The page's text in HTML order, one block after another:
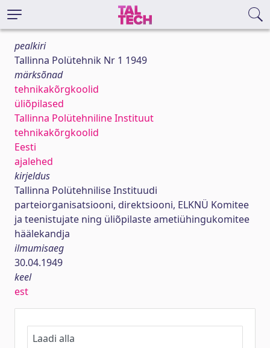
pealkiri
Tallinna Polütehnik Nr 1 1949
märksõnad
tehnikakõrgkoolid
üliõpilased
Tallinna Polütehniline Instituut
tehnikakõrgkoolid
Eesti
ajalehed
kirjeldus
Tallinna Polütehnilise Instituudi
parteiorganisatsiooni, direktsiooni, ELKNÜ Komitee
ja teenistujate ning üliõpilaste ametiühingukomitee
häälekandja
ilmumisaeg
30.04.1949
keel
est
Laadi alla